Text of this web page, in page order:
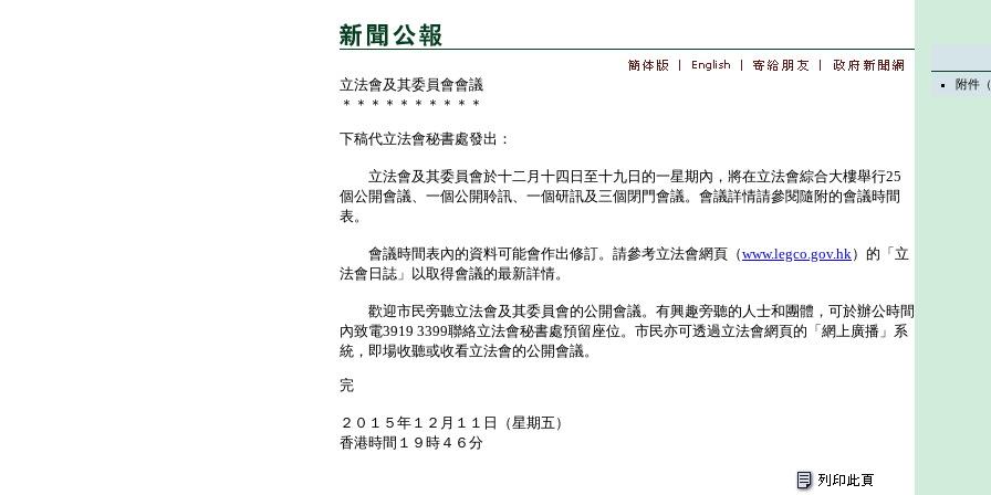
立法會及其委員會會議
＊＊＊＊＊＊＊＊＊＊
下稿代立法會秘書處發出：
立法會及其委員會於十二月十四日至十九日的一星期內，將在立法會綜合大樓舉行25
個公開會議、一個公開聆訊、一個研訊及三個閉門會議。會議詳情請參閱隨附的會議時間
表。
會議時間表內的資料可能會作出修訂。請參考立法會網頁（www.legco.gov.hk）的「立
法會日誌」以取得會議的最新詳情。
歡迎市民旁聽立法會及其委員會的公開會議。有興趣旁聽的人士和團體，可於辦公時間
內致電3919 3399聯絡立法會秘書處預留座位。市民亦可透過立法會網頁的「網上廣播」系
統，即場收聽或收看立法會的公開會議。
完
２０１５年１２月１１日（星期五）
香港時間１９時４６分
附件